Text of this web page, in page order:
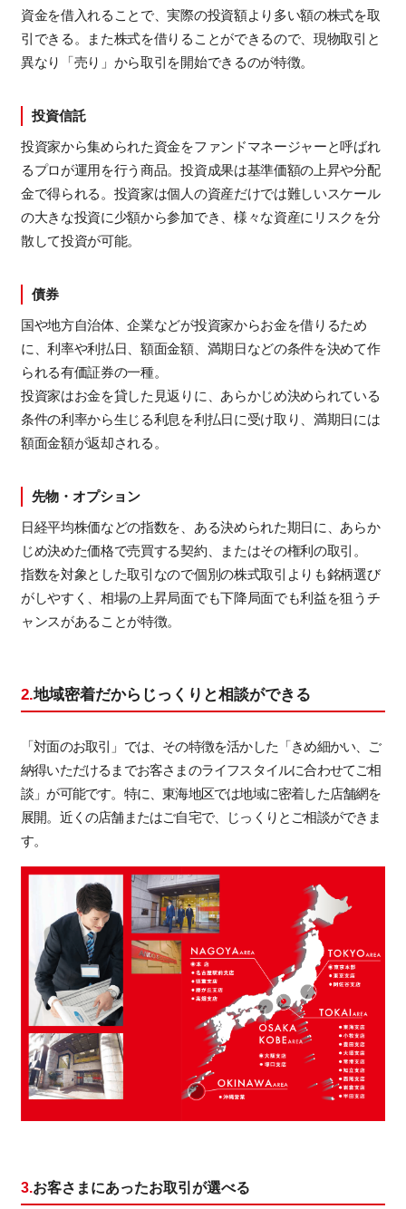
資金を借入れることで、実際の投資額より多い額の株式を取
引できる。また株式を借りることができるので、現物取引と
異なり「売り」から取引を開始できるのが特徴。
投資信託
投資家から集められた資金をファンドマネージャーと呼ばれ
るプロが運用を行う商品。投資成果は基準価額の上昇や分配
金で得られる。投資家は個人の資産だけでは難しいスケール
の大きな投資に少額から参加でき、様々な資産にリスクを分
散して投資が可能。
債券
国や地方自治体、企業などが投資家からお金を借りるため
に、利率や利払日、額面金額、満期日などの条件を決めて作
られる有価証券の一種。
投資家はお金を貸した見返りに、あらかじめ決められている
条件の利率から生じる利息を利払日に受け取り、満期日には
額面金額が返却される。
先物・オプション
日経平均株価などの指数を、ある決められた期日に、あらか
じめ決めた価格で売買する契約、またはその権利の取引。
指数を対象とした取引なので個別の株式取引よりも銘柄選び
がしやすく、相場の上昇局面でも下降局面でも利益を狙うチ
ャンスがあることが特徴。
2.地域密着だからじっくりと相談ができる
「対面のお取引」では、その特徴を活かした「きめ細かい、ご
納得いただけるまでお客さまのライフスタイルに合わせてご相
談」が可能です。特に、東海地区では地域に密着した店舗網を
展開。近くの店舗またはご自宅で、じっくりとご相談ができま
す。
3.お客さまにあったお取引が選べる